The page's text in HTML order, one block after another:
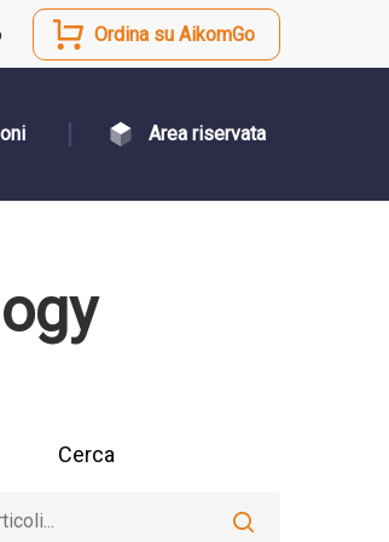
Ordina su AikomGo
Area riservata
Cerca